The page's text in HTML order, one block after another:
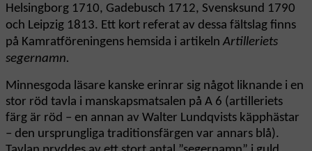
Helsingborg 1710, Gadebusch 1712, Svensksund 1790
och Leipzig 1813. Ett kort referat av dessa fältslag finns
på Kamratföreningens hemsida i artikelnArtilleriets
segernamn.
Minnesgoda läsare kanske erinrar sig något liknande i en
stor röd tavla i manskapsmatsalen på A 6 (artilleriets
färg är röd – en annan av Walter Lundqvists käpphästar
– den ursprungliga traditionsfärgen var annars blå).